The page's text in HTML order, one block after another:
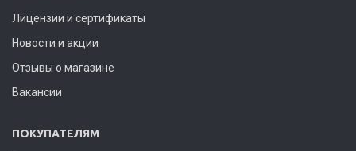
Лицензии и сертификаты
Новости и акции
Отзывы о магазине
Вакансии
ПОКУПАТЕЛЯМ